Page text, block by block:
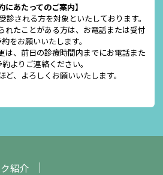
にあたってのご案内】
診される方を対象といたしております。
れたことがある方は、お電話または受付
をお願いいたします。
は、前日の診療時間内までにお電話また
よりご連絡ください。
ど、よろしくお願いいたします。
紹介